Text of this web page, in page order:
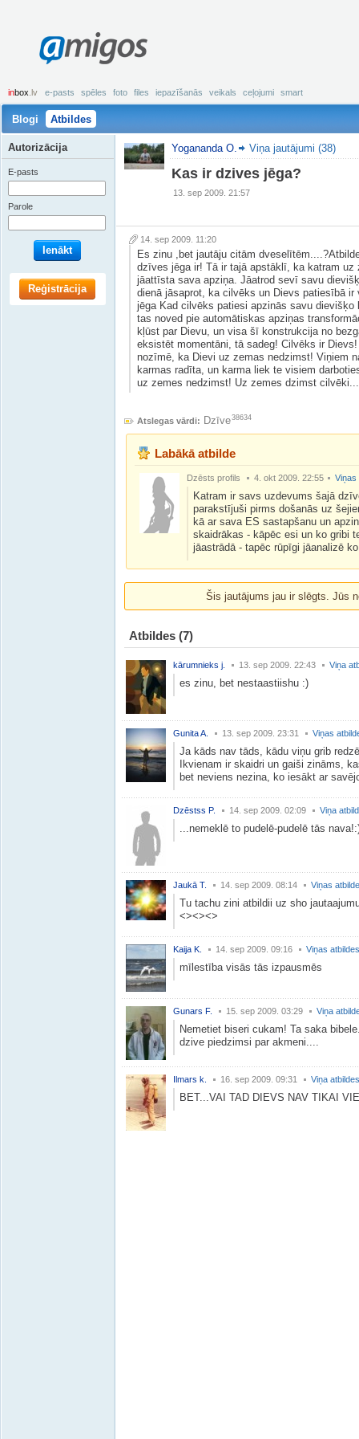
amigos
inbox .lv e-pasts spēles foto files iepazīšanās veikals ceļojumi smart
Blogi Atbildes
Yogananda O. Viņa jautājumi (38)
Kas ir dzives jēga?
13. sep 2009. 21:57
14. sep 2009. 11:20
Es zinu ,bet jautāju citām
dzīves jēga ir! Tā ir tajā apstāklī, ka katram uz
jāattīsta sava apziņa. Jāatrod sevī savu
dienā jāsaprot, ka cilvēks un Dievs patiesībā
jēga Kad cilvēks patiesi apzinās savu
tas noved pie automātiskas apziņas
kļūst par Dievu, un visa šī konstrukcija no
eksistēt momentāni, tā sadeg! Cilvēks ir
nozīmē, ka Dievi uz zemas nedzimst! Viņiem
karmas radīta, un karma liek te visiem
uz zemes nedzimst! Uz zemes dzimst
Atslegas vārdi: Dzīve38634
Labākā atbilde
Dzēsts profils 4. okt 2009. 22:55 Viņas
Katram ir savs uzdevums šajā
parakstījuši pirms došanās uz
kā ar sava ES sastapšanu un
skaidrākas - kāpēc esi un ko gribi
jāastrādā - tapēc rūpīgi jāanalizē
Šis jautājums jau ir slēgts. Jūs
Atbildes (7)
kārumnieks j. 13. sep 2009. 22:43 Viņa
es zinu, bet nestaastiishu :)
Gunita A. 13. sep 2009. 23:31 Viņas
Ja kāds nav tāds, kādu viņu grib
Ikvienam ir skaidri un gaiši zināms,
bet neviens nezina, ko iesākt ar
Dzēstss P. 14. sep 2009. 02:09 Viņa
...nemeklē to pudelē-pudelē tās
Jaukā T. 14. sep 2009. 08:14 Viņas
Tu tachu zini atbildii uz sho
<><><>
Kaija K. 14. sep 2009. 09:16 Viņas atbildes
mīlestība visās tās izpausmēs
Gunars F. 15. sep 2009. 03:29 Viņa
Nemetiet biseri cukam! Ta saka
dzive piedzimsi par akmeni....
Ilmars k. 16. sep 2009. 09:31 Viņa atbildes
BET...VAI TAD DIEVS NAV TIKAI
Autorizācija
E-pasts
Parole
Ienākt
Reģistrācija